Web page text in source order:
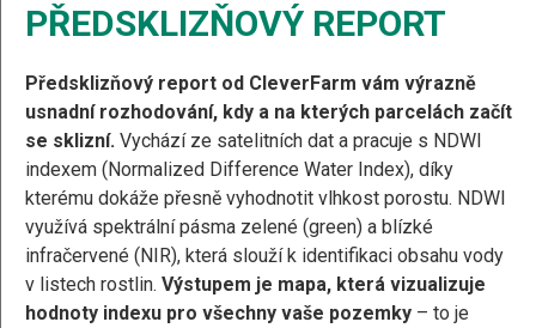
PŘEDSKLIZŇOVÝ REPORT
Předsklizňový report od CleverFarm vám výrazně
usnadní rozhodování, kdy a na kterých parcelách začít
se sklizní. Vychází ze satelitních dat a pracuje s NDWI
indexem (Normalized Difference Water Index), díky
kterému dokáže přesně vyhodnotit vlhkost porostu. NDWI
využívá spektrální pásma zelené (green) a blízké
infračervené (NIR), která slouží k identifikaci obsahu vody
v listech rostlin. Výstupem je mapa, která vizualizuje
hodnoty indexu pro všechny vaše pozemky – to je